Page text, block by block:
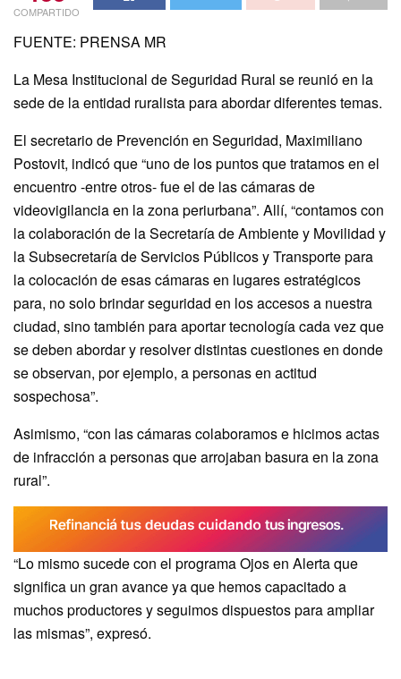
COMPARTIDO
FUENTE: PRENSA MR
La Mesa Institucional de Seguridad Rural se reunió en la
sede de la entidad ruralista para abordar diferentes temas.
El secretario de Prevención en Seguridad, Maximiliano
Postovit, indicó que “uno de los puntos que tratamos en el
encuentro -entre otros- fue el de las cámaras de
videovigilancia en la zona periurbana”. Allí, “contamos con
la colaboración de la Secretaría de Ambiente y Movilidad y
la Subsecretaría de Servicios Públicos y Transporte para
la colocación de esas cámaras en lugares estratégicos
para, no solo brindar seguridad en los accesos a nuestra
ciudad, sino también para aportar tecnología cada vez que
se deben abordar y resolver distintas cuestiones en donde
se observan, por ejemplo, a personas en actitud
sospechosa”.
Asimismo, “con las cámaras colaboramos e hicimos actas
de infracción a personas que arrojaban basura en la zona
rural”.
“Lo mismo sucede con el programa Ojos en Alerta que
significa un gran avance ya que hemos capacitado a
muchos productores y seguimos dispuestos para ampliar
las mismas”, expresó.